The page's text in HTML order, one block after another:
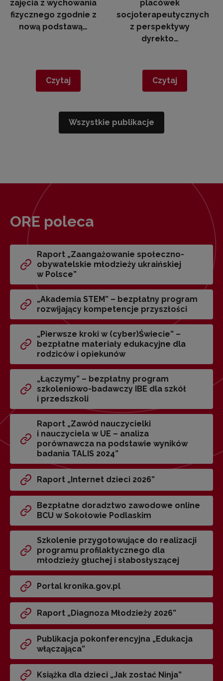
zajęcia z wychowania
fizycznego zgodnie z
nową podstawą…
Czytaj
placówek
socjoterapeutycznych
z perspektywy
dyrekto…
Czytaj
Wszystkie publikacje
ORE poleca
Raport „Zaangażowanie społeczno-
obywatelskie młodzieży ukraińskiej
w Polsce”
„Akademia STEM” – bezpłatny program
rozwijający kompetencje przyszłości
„Pierwsze kroki w (cyber)Świecie” –
bezpłatne materiały edukacyjne dla
rodziców i opiekunów
„Łączymy” – bezpłatny program
szkoleniowo-badawczy IBE dla szkół
i przedszkoli
Raport „Zawód nauczycielki
i nauczyciela w UE – analiza
porównawcza na podstawie wyników
badania TALIS 2024”
Raport „Internet dzieci 2026”
Bezpłatne doradztwo zawodowe online
BCU w Sokołowie Podlaskim
Szkolenie przygotowujące do realizacji
programu profilaktycznego dla
młodzieży głuchej i słabosłyszącej
Portal kronika.gov.pl
Raport „Diagnoza Młodzieży 2026”
Publikacja pokonferencyjna „Edukacja
włączająca”
Książka dla dzieci „Jak zostać Ninja”